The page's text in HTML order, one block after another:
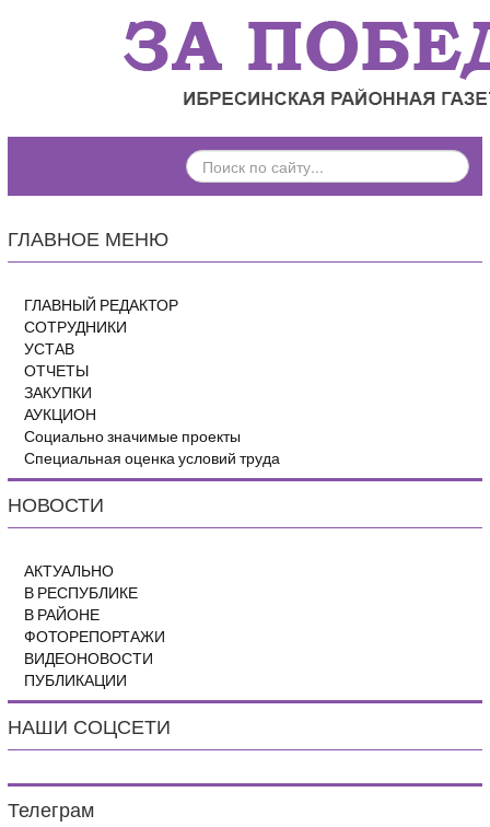
ПОИСК
ПО
ГЛАВНОЕ МЕНЮ
ГЛАВНЫЙ РЕДАКТОР
СОТРУДНИКИ
УСТАВ
ОТЧЕТЫ
ЗАКУПКИ
АУКЦИОН
Социально значимые проекты
Специальная оценка условий труда
НОВОСТИ
АКТУАЛЬНО
В РЕСПУБЛИКЕ
В РАЙОНЕ
ФОТОРЕПОРТАЖИ
ВИДЕОНОВОСТИ
ПУБЛИКАЦИИ
НАШИ СОЦСЕТИ
Телеграм